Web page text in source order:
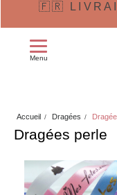
🇫🇷
Menu
Accueil Dragées
Dragées perle